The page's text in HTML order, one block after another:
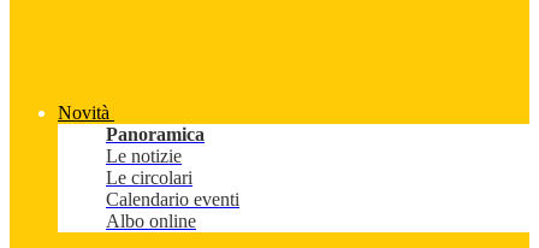
Novità
Panoramica
Le notizie
Le circolari
Calendario eventi
Albo online